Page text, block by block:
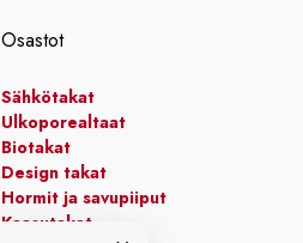
Osastot
Sähkötakat
Ulkoporealtaat
Biotakat
Design takat
Hormit ja savupiiput
Kaasutakat